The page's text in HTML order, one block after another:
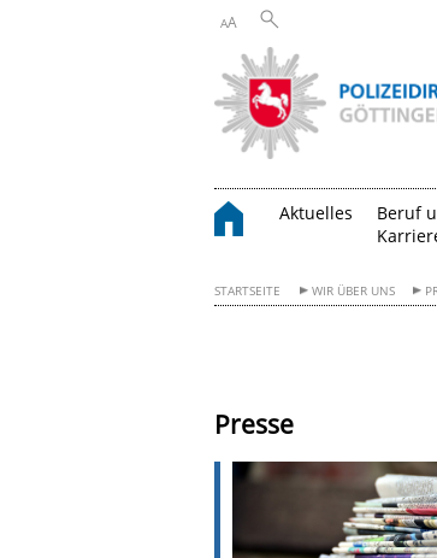
AA
Aktuelles
Beruf
STARTSEITE WIR ÜBER UNS
Presse